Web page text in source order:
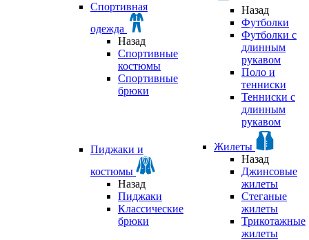
Спортивная
одежда
Назад
Спортивные
костюмы
Спортивные
брюки
Назад
Футболки
Футболки с
длинным
рукавом
Поло и
тенниски
Тенниски с
длинным
рукавом
Пиджаки и
костюмы
Назад
Пиджаки
Классические
брюки
Жилеты
Назад
Джинсовые
жилеты
Стеганые
жилеты
Трикотажные
жилеты